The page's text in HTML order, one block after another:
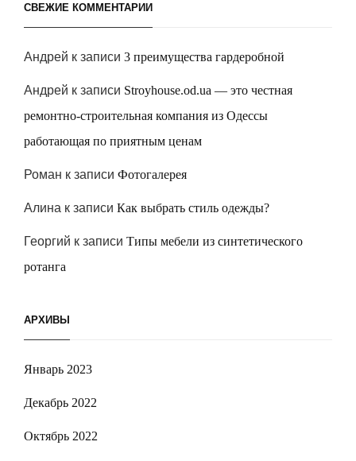
СВЕЖИЕ КОММЕНТАРИИ
Андрей к записи 3 преимущества гардеробной
Андрей к записи Stroyhouse.od.ua — это честная
ремонтно-строительная компания из Одессы
работающая по приятным ценам
Роман к записи Фотогалерея
Алина к записи Как выбрать стиль одежды?
Георгий к записи Типы мебели из синтетического
ротанга
АРХИВЫ
Январь 2023
Декабрь 2022
Октябрь 2022